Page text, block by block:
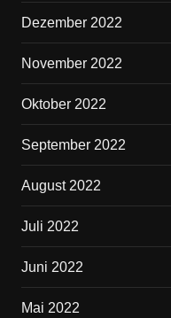
Dezember 2022
November 2022
Oktober 2022
September 2022
August 2022
Juli 2022
Juni 2022
Mai 2022